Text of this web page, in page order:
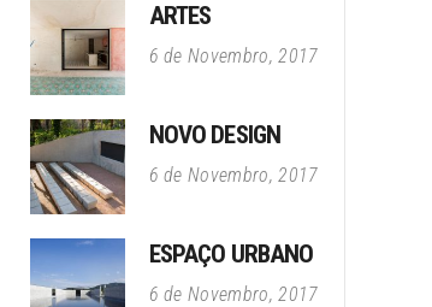
ARTES
6 de Novembro, 2017
NOVO DESIGN
6 de Novembro, 2017
ESPAÇO URBANO
6 de Novembro, 2017